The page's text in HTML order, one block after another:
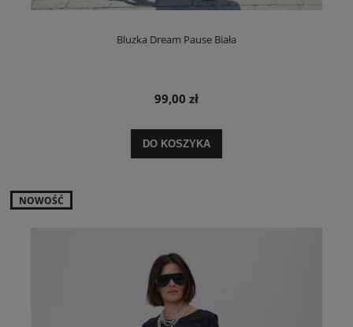
Bluzka Dream Pause Biała
99,00 zł
DO KOSZYKA
NOWOŚĆ